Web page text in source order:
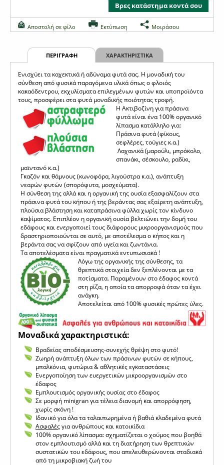
Βρες κατάστημα κοντά σου
Αποστολή σε φίλο Εκτύπωση Μοιράσου
ΠΕΡΙΓΡΑΦΗ ΧΑΡΑΚΤΗΡΙΣΤΙΚΑ
Ενισχύει τα καχεκτικά ή αδύναμα φυτά σας. Η μοναδική του
σύνθεση από φυσικά παραγόμενα υλικά όπως ο φλοιός
κακαόδεντρου, εκχυλίσματα επιλεγμένων φυτών και υποπροϊόντα
τους, προσφέρει στα φυτά μοναδικής ποιότητας τροφή.
Η Ακτιβοζίνη για πράσινα
φυτά είναι ένα 100% οργανικό
λίπασμα κατάλληλο για:
Πράσινα φυτά (φίκους,
σεφλέρες, τούγιες κ.α.)
Λαχανικά (μαρούλι, μπρόκολο,
σπανάκι, σέσκουλο, ραδίκι,
μαϊντανό κ.α.)
Γκαζόν και θάμνους (κωνοφόρα, λιγούστρα κ.α.), ανάπτυξη
νεαρών φυτών (σπορόφυτα, μοσχεύματα).
Η σύνθεση της αλλά και η οργανική της ουσία εξασφαλίζουν στα
πράσινα φυτά του κήπου ή της βεράντας σας εξαίρετη ανάπτυξη,
πλούσια βλάστηση και καταπράσινα φύλλα χωρίς τον κίνδυνο
καψίματος. Επιπλέον η οργανική ουσία βελτιώνει την δομή του
εδάφους και ενεργοποιεί τους διάφορους μικροοργανισμούς που
δραστηριοποιούνται σε αυτό, με αποτέλεσμα ο κήπος και η
βεράντα σας να σφίζουν από υγεία και ζωντάνια.
Τα αποτελέσματα είναι πραγματικά εντυπωσιακά !
Λόγω της οργανικής της σύνθεσης, τα
θρεπτικά στοιχεία δεν ξεπλένονται με τα
ποτίσματα. Παραμένουν στο έδαφος κοντά
στη ρίζα, η οποία τα απορροφά όταν τα έχει
ανάγκη.
Αποτελείται από 100% φυσικές πρώτες ύλες.
Μοναδικά χαρακτηριστικά:
Βραδείας αποδέσμευσης-συνεχής θρέψη στο φυτό!
Ζωηρή ανάπτυξη όλων των πράσινων φυτών σε κήπους,
μπαλκόνια, φυτώρια & αθλητικές εγκαταστάσεις
Ενεργοποίηση των ευεργετικών μικροοργανισμών στο
έδαφος
Εμπλουτισμός οργανικής ουσίας στο έδαφος
Σε μορφή minigran για τέλεια διανομή και απορρόφηση,
χωρίς σκόνη !
Ιδανικό για όλα τα ταλαιπωρημένα ή βαθιά κλαδεμένα φυτά
Ασφαλέςγια ανθρώπους και κατοικίδια
100% οργανικό λίπασμα: σχηματίζεται ο χούμος που βοηθά
στον εμπλουτισμό αλλά και τη διατήρηση των θρεπτικών
συστατικών του εδάφους, που απελευθερώνονται σταδιακά
από τη μικροβιακή ζωή του